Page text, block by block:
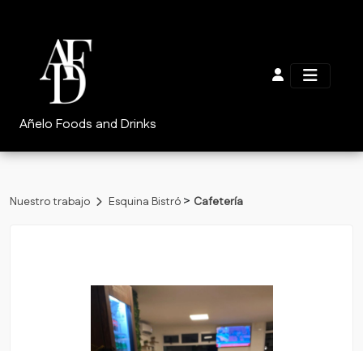
Añelo Foods and Drinks
Nuestro trabajo Esquina Bistró > Cafetería